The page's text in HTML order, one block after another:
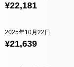
¥22,181
¥21,639
2025年10月22日